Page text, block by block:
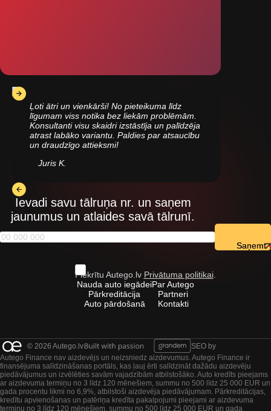
Ļoti ātri un vienkārši! No pieteikuma līdz
līgumam viss notika bez liekām problēmām.
Konsultanti visu skaidri izstāstīja un palīdzēja
atrast labāko variantu. Paldies par atsaucību
un draudzīgo attieksmi!
Juris K.
Ievadi savu tālruņa nr. un saņem
jaunumus un atlaides savā tālrunī.
Piekrītu Autego.lv Privātuma politikai.
Nauda auto iegādei
Pārkreditācija
Auto pārdošanā
Par Autego
Partneri
Kontakti
© 2026 Autego.lv
SEO by
Autego Finance nav aizdevējs un neizsniedz aizdevumus. Autego Finance ir
finansējuma salīdzināšanas portāls, kas ļauj ērti salīdzināt dažādu aizdevēju
piedāvājumus un izvēlēties savām vajadzībām atbilstošāko. Auto kredīts pieejams
ar aizdevuma termiņu no 3 līdz 120 mēnešiem, summu no 500 līdz 25 000 EUR un
gada procentu likmi no 6,9%, atbilstoši aizdevēja piedāvājumam. Pārkreditācijas,
kredītu apvienošanas un patēriņa kredīta pakalpojumi pieejami ar aizdevuma
termiņu no 3 līdz 120 mēnešiem, summu no 500 līdz 25 000 EUR un gada